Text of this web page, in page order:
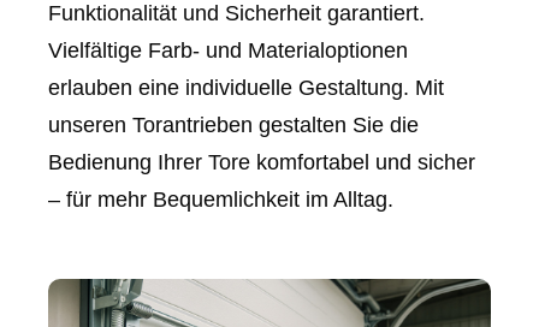
Funktionalität und Sicherheit garantiert.
Vielfältige Farb- und Materialoptionen
erlauben eine individuelle Gestaltung. Mit
unseren Torantrieben gestalten Sie die
Bedienung Ihrer Tore komfortabel und sicher
– für mehr Bequemlichkeit im Alltag.